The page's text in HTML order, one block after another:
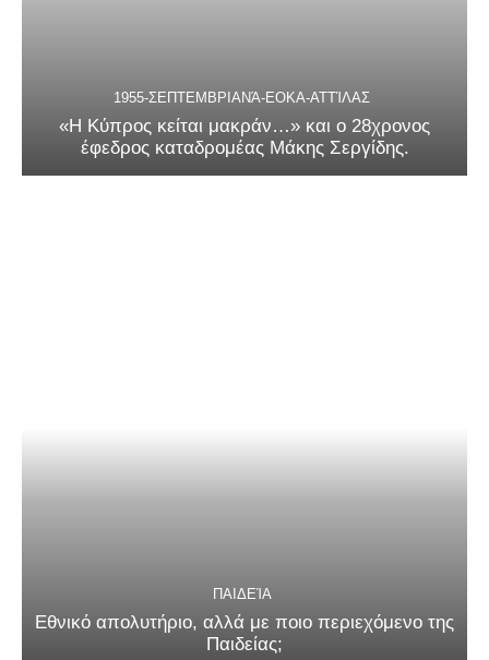
1955-ΣΕΠΤΕΜΒΡΙΑΝΆ-ΕΟΚΑ-ΑΤΤΊΛΑΣ
«Η Κύπρος κείται μακράν…» και ο 28χρονος
έφεδρος καταδρομέας Μάκης Σεργίδης.
ΠΑΙΔΕΊΑ
Εθνικό απολυτήριο, αλλά με ποιο περιεχόμενο της
Παιδείας;